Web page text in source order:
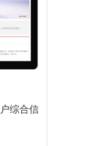
息自